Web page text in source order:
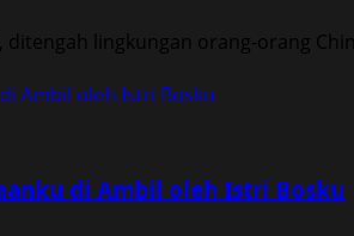
ditengah lingkungan orang-orang
Ambil oleh Istri Bosku
di Ambil oleh Istri Bosku